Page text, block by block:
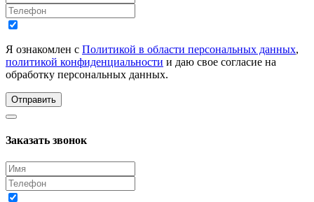
Я ознакомлен с Политикой в области персональных данных,
политикой конфиденциальности и даю свое согласие на
обработку персональных данных.
Отправить
Заказать звонок